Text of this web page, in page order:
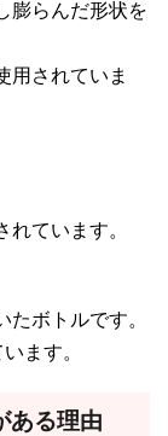
膨らんだ形状を
用されていま
ています。
ボトルです。
ます。
ある理由